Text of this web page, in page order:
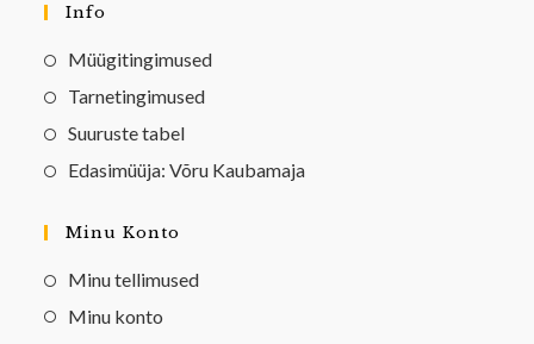
Info
Müügitingimused
Tarnetingimused
Suuruste tabel
Edasimüüja: Võru Kaubamaja
Minu Konto
Minu tellimused
Minu konto